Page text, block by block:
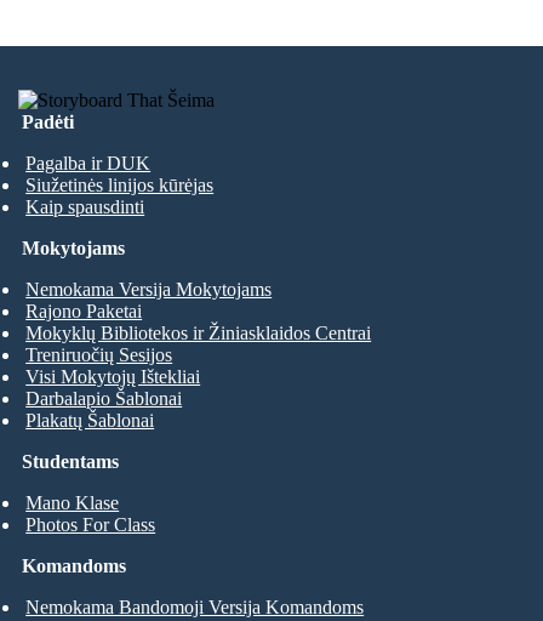
Padėti
Pagalba ir DUK
Siužetinės linijos kūrėjas
Kaip spausdinti
Studentams
Mano Klase
Photos For Class
Mokytojams
Nemokama Versija Mokytojams
Rajono Paketai
Mokyklų Bibliotekos ir Žiniasklaidos Centrai
Treniruočių Sesijos
Visi Mokytojų Ištekliai
Darbalapio Šablonai
Plakatų Šablonai
Komandoms
Nemokama Bandomoji Versija Komandoms